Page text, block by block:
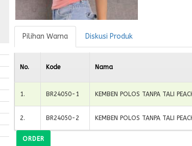
Pilihan Warna Diskusi Produk
No. Kode Nama
1. BR24050-1 KEMBEN POLOS TANPA TALI
2. BR24050-2 KEMBEN POLOS TANPA TALI
ORDER